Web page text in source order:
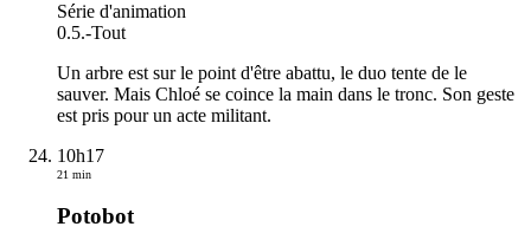
Série d'animation
0.5.-Tout
Un arbre est sur le point d'être abattu, le duo tente de le
sauver. Mais Chloé se coince la main dans le tronc. Son geste
est pris pour un acte militant.
10h17
21 min
Potobot